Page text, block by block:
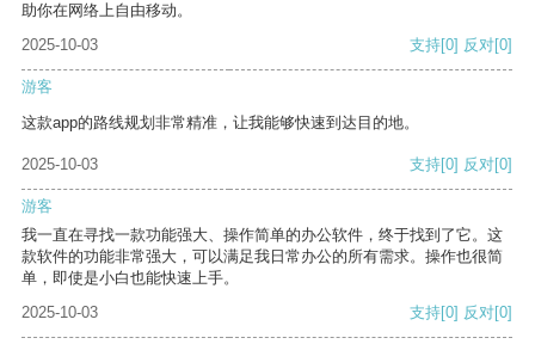
助你在网络上自由移动。
2025-10-03
支持[0] 反对[0]
游客
这款app的路线规划非常精准，让我能够快速到达目的地。
2025-10-03 支持[0] 反对[0]
游客
我一直在寻找一款功能强大、操作简单的办公软件，终于找到了它。这
款软件的功能非常强大，可以满足我日常办公的所有需求。操作也很简
单，即使是小白也能快速上手。
2025-10-03
支持[0] 反对[0]